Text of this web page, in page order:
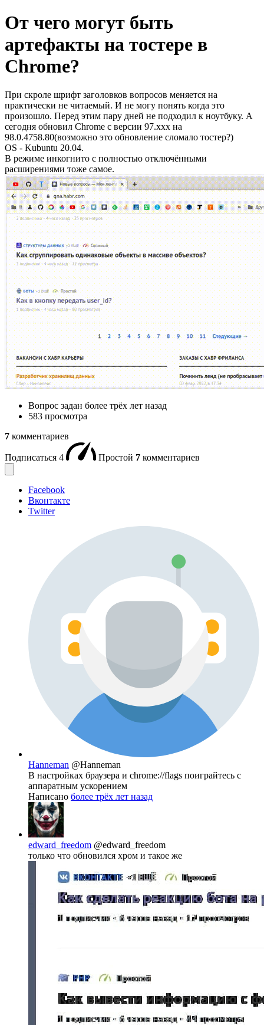
От чего могут быть
артефакты на тостере в
Chrome?
При скроле шрифт заголовков вопросов меняется на
практически не читаемый. И не могу понять когда это
произошло. Перед этим пару дней не подходил к ноутбуку. А
сегодня обновил Chrome с версии 97.xxx на
98.0.4758.80(возможно это обновление сломало тостер?)
OS - Kubuntu 20.04.
В режиме инкогнито с полностью отключёнными
расширениями тоже самое.
Вопрос задан более трёх лет назад
583 просмотра
7 комментариев
Подписаться 4 Простой 7 комментариев
Facebook
Вконтакте
Twitter
Hanneman @Hanneman
В настройках браузера и chrome://flags поиграйтесь с
аппаратным ускорением
Написано более трёх лет назад
edward_freedom @edward_freedom
только что обновился хром и такое же